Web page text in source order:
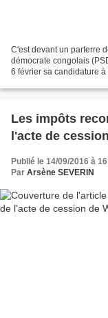
C'est devant un parterre
démocrate congolais
6 février sa candidature
Les impôts
l'acte de
Publié le 14/09/2016 à
Par Arsène SEVERIN